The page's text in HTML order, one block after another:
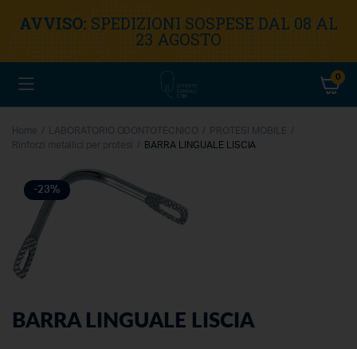
AVVISO: SPEDIZIONI SOSPESE DAL 08 AL
23 AGOSTO
0
Home LABORATORIO ODONTOTECNICO
PROTESI MOBILE
Rinforzi metallici per protesi
BARRA LINGUALE LISCIA
-23%
BARRA LINGUALE LISCIA